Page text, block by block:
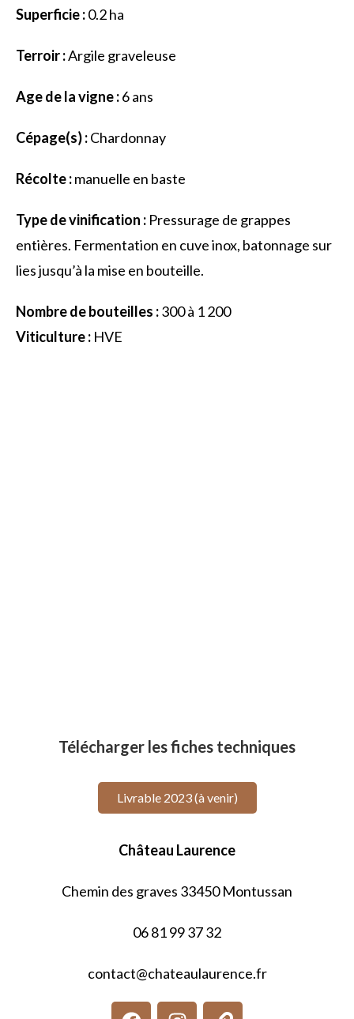
Superficie :0.2 ha
Terroir :Argile graveleuse
Age de la vigne :6 ans
Cépage(s) :Chardonnay
Récolte :manuelle en baste
Type de vinification : Pressurage de grappes
entières. Fermentation en cuve inox, batonnage sur
lies jusqu’à la mise en bouteille.
Nombre de bouteilles :300 à 1 200
Viticulture : HVE
Télécharger les fiches techniques
Livrable 2023 (à venir)
Château Laurence
Chemin des graves 33450 Montussan
06 81 99 37 32
contact@chateaulaurence.fr